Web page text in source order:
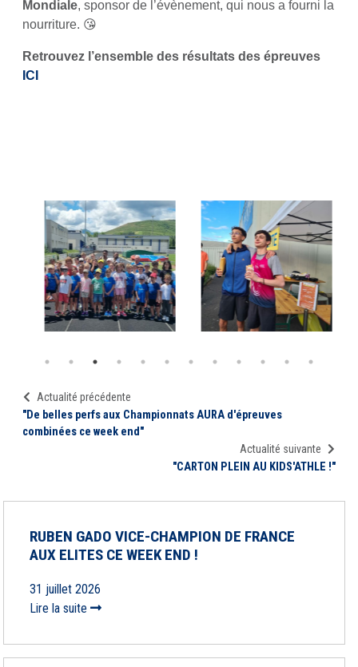
Mondiale, sponsor de l’évènement, qui nous a fourni la
nourriture. 😘
Retrouvez l’ensemble des résultats des épreuves
ICI
Actualité précédente
"De belles perfs aux Championnats AURA d'épreuves
combinées ce week end"
Actualité suivante
"CARTON PLEIN AU KIDS'ATHLE !"
RUBEN GADO VICE-CHAMPION DE FRANCE
AUX ELITES CE WEEK END !
31 juillet 2026
Lire la suite